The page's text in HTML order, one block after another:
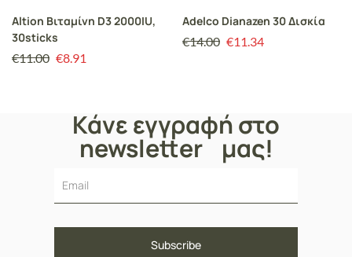
Altion Βιταμίνη D3 2000IU,
30sticks
€11.00 €8.91
Adelco Dianazen 30 Δισκία
€14.00 €11.34
Κάνε εγγραφή στο
newsletter μας!